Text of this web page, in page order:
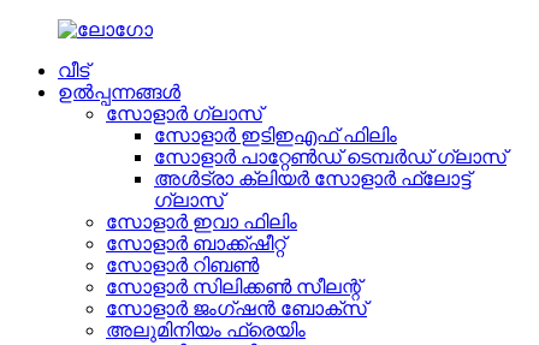
വീട്
ഉൽപ്പന്നങ്ങൾ
സോളാർ ഗ്ലാസ്
സോളാർ ഇടിഇഎഫ് ഫിലിം
സോളാർ പാറ്റേൺഡ് ടെമ്പർഡ് ഗ്ലാസ്
അൾട്രാ ക്ലിയർ സോളാർ ഫ്ലോട്ട്
ഗ്ലാസ്
സോളാർ ഇവാ ഫിലിം
സോളാർ ബാക്ക്ഷീറ്റ്
സോളാർ റിബൺ
സോളാർ സിലിക്കൺ സീലന്റ്
സോളാർ ജംഗ്ഷൻ ബോക്സ്
അലുമിനിയം ഫ്രെയിം